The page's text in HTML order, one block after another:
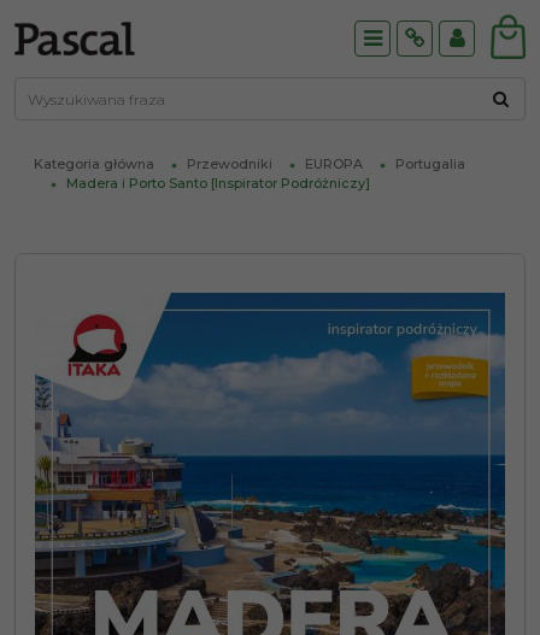
MenuInfoPanel
Kategoria główna Przewodniki EUROPA
Portugalia
Madera i Porto Santo [Inspirator Podróżniczy]